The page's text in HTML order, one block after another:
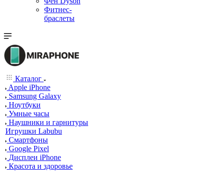
Фитнес-
браслеты
Каталог
Apple iPhone
Samsung Galaxy
Ноутбуки
Умные часы
Наушники и гарнитуры
Игрушки Labubu
Смартфоны
Google Pixel
Дисплеи iPhone
Красота и здоровье